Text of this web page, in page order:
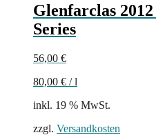
Glenfarclas
Series
56,00 €
80,00 € /l
inkl. 19 % MwSt.
zzgl. Versandkosten